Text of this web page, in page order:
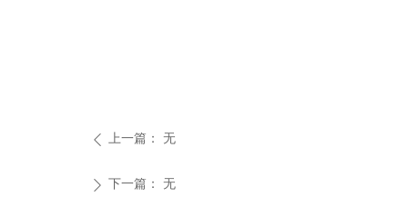
ꄴ 上一篇： 无
ꄲ 下一篇： 无